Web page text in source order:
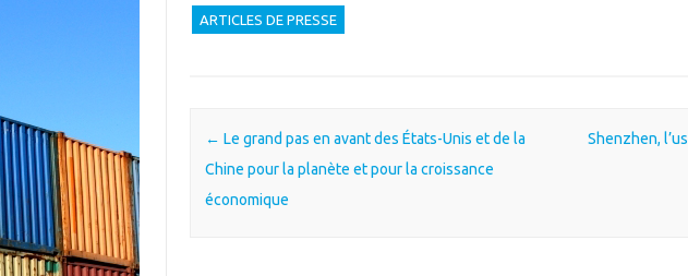
ARTICLES DE PRESSE
Post navigation
← Le grand pas en avant des États-Unis et de la
Chine pour la planète et pour la croissance
économique
Shenzhen,